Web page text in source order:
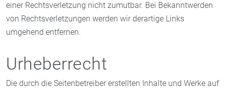
einer Rechtsverletzung nicht zumutbar. Bei Bekanntwerden
von Rechtsverletzungen werden wir derartige Links
umgehend entfernen.
Urheberrecht
Die durch die Seitenbetreiber erstellten Inhalte und Werke auf